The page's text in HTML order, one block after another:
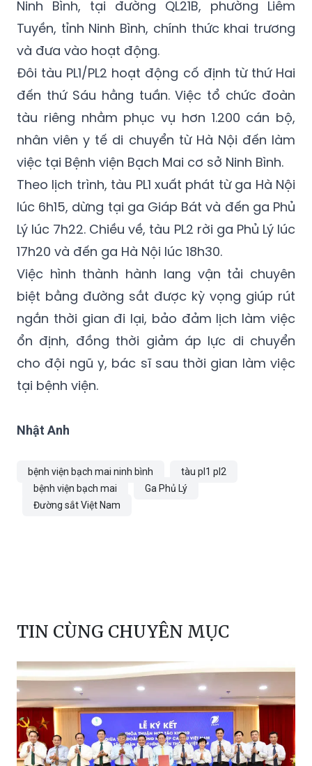
bệnh viện.
Cùng ngày, lúc 8h, Bệnh viện Bạch Mai cơ sở
Ninh Bình, tại đường QL21B, phường Liêm
Tuyền, tỉnh Ninh Bình, chính thức khai trương
và đưa vào hoạt động.
Đôi tàu PL1/PL2 hoạt động cố định từ thứ Hai
đến thứ Sáu hằng tuần. Việc tổ chức đoàn
tàu riêng nhằm phục vụ hơn 1.200 cán bộ,
nhân viên y tế di chuyển từ Hà Nội đến làm
việc tại Bệnh viện Bạch Mai cơ sở Ninh Bình.
Theo lịch trình, tàu PL1 xuất phát từ ga Hà Nội
lúc 6h15, dừng tại ga Giáp Bát và đến ga Phủ
Lý lúc 7h22. Chiều về, tàu PL2 rời ga Phủ Lý lúc
17h20 và đến ga Hà Nội lúc 18h30.
Việc hình thành hành lang vận tải chuyên
biệt bằng đường sắt được kỳ vọng giúp rút
ngắn thời gian đi lại, bảo đảm lịch làm việc
ổn định, đồng thời giảm áp lực di chuyển
tại bệnh viện.
Nhật Anh
TIN CÙNG CHUYÊN MỤC